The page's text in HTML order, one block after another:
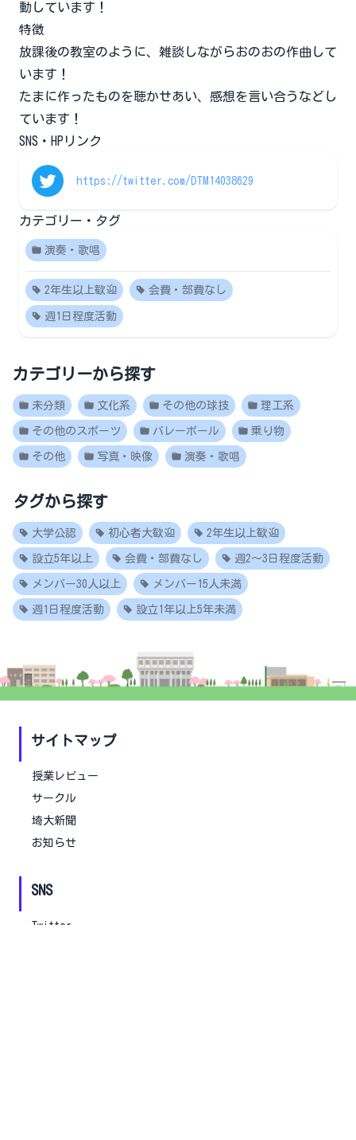
動しています！
特徴
放課後の教室のように、雑談しながらおのおの作曲して
います！
たまに作ったものを聴かせあい、感想を言い合うなどし
ています！
SNS・HPリンク
https://twitter.com/DTM14038629
カテゴリー・タグ
演奏・歌唱
2年生以上歓迎 会費・部費なし
週1日程度活動
カテゴリーから探す
未分類 文化系 その他の球技 理工系
その他のスポーツ バレーボール 乗り物
その他 写真・映像 演奏・歌唱
タグから探す
大学公認 初心者大歓迎 2年生以上歓迎
設立5年以上 会費・部費なし 週2～3日程度活動
メンバー30人以上 メンバー15人未満
週1日程度活動 設立1年以上5年未満
サイトマップ
授業レビュー
サークル
埼大新聞
お知らせ
SNS
Twitter